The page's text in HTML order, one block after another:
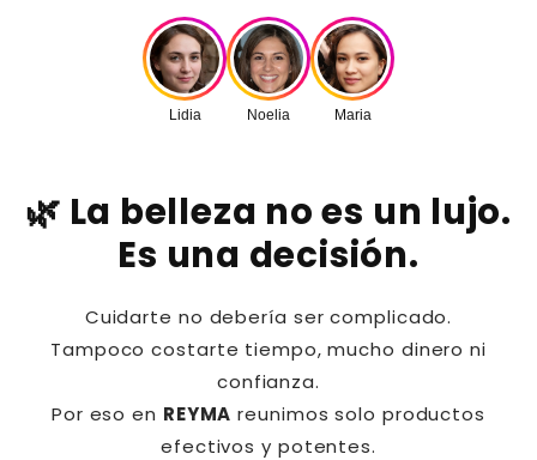
Lidia Noelia Maria
🌿 La belleza no es un lujo.
Es una decisión.
Cuidarte no debería ser complicado.
Tampoco costarte tiempo, mucho dinero ni
confianza.
Por eso en REYMA reunimos solo productos
efectivos y potentes.